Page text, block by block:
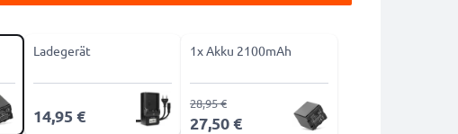
Ladegerät
14,95 €
1x Akku 2100mAh
27,50 €
28,95 €